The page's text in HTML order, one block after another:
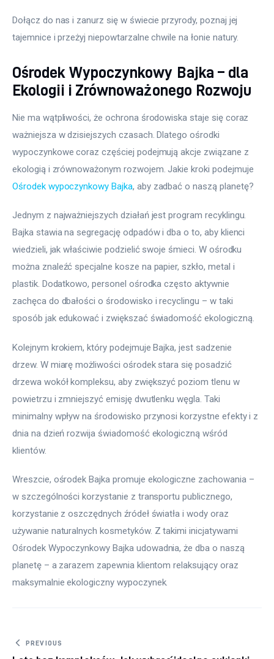
Dołącz do nas i zanurz się w świecie przyrody, poznaj jej
tajemnice i przeżyj niepowtarzalne chwile na łonie natury.
Ośrodek Wypoczynkowy Bajka – dla
Ekologii i Zrównoważonego Rozwoju
Nie ma wątpliwości, że ochrona środowiska staje się coraz
ważniejsza w dzisiejszych czasach. Dlatego ośrodki
wypoczynkowe coraz częściej podejmują akcje związane z
ekologią i zrównoważonym rozwojem. Jakie kroki podejmuje
Ośrodek wypoczynkowy Bajka, aby zadbać o naszą planetę?
Jednym z najważniejszych działań jest program recyklingu.
Bajka stawia na segregację odpadów i dba o to, aby klienci
wiedzieli, jak właściwie podzielić swoje śmieci. W ośrodku
można znaleźć specjalne kosze na papier, szkło, metal i
plastik. Dodatkowo, personel ośrodka często aktywnie
zachęca do dbałości o środowisko i recyclingu – w taki
sposób jak edukować i zwiększać świadomość ekologiczną.
Kolejnym krokiem, który podejmuje Bajka, jest sadzenie
drzew. W miarę możliwości ośrodek stara się posadzić
drzewa wokół kompleksu, aby zwiększyć poziom tlenu w
powietrzu i zmniejszyć emisję dwutlenku węgla. Taki
minimalny wpływ na środowisko przynosi korzystne efekty i z
dnia na dzień rozwija świadomość ekologiczną wśród
klientów.
Wreszcie, ośrodek Bajka promuje ekologiczne zachowania –
w szczególności korzystanie z transportu publicznego,
korzystanie z oszczędnych źródeł światła i wody oraz
używanie naturalnych kosmetyków. Z takimi inicjatywami
Ośrodek Wypoczynkowy Bajka udowadnia, że dba o naszą
planetę – a zarazem zapewnia klientom relaksujący oraz
maksymalnie ekologiczny wypoczynek.
Nawigacja wpisu
PREVIOUS